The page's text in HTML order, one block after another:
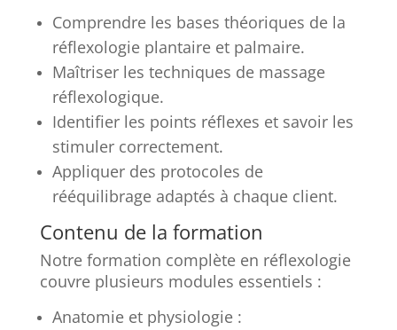
Comprendre les bases théoriques de la
réflexologie plantaire et palmaire.
Maîtriser les techniques de massage
réflexologique.
Identifier les points réflexes et savoir les
stimuler correctement.
Appliquer des protocoles de
rééquilibrage adaptés à chaque client.
Contenu de la formation
Notre formation complète en réflexologie
couvre plusieurs modules essentiels :
Anatomie et physiologie :